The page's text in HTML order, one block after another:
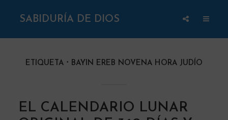
SABIDURÍA DE DIOS
ETIQUETA BAYIN EREB NOVENA HORA JUDÍO
EL CALENDARIO LUNAR